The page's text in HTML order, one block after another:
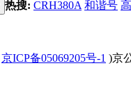
热搜: CRH380A 和谐号
京ICP备05069205号-1 )京